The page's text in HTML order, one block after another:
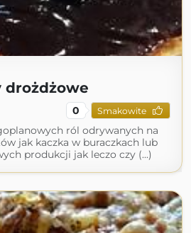
drożdżowe
0 Smakowite
ról odrywanych na
jak kaczka w buraczkach lub
produkcji jak leczo czy (...)